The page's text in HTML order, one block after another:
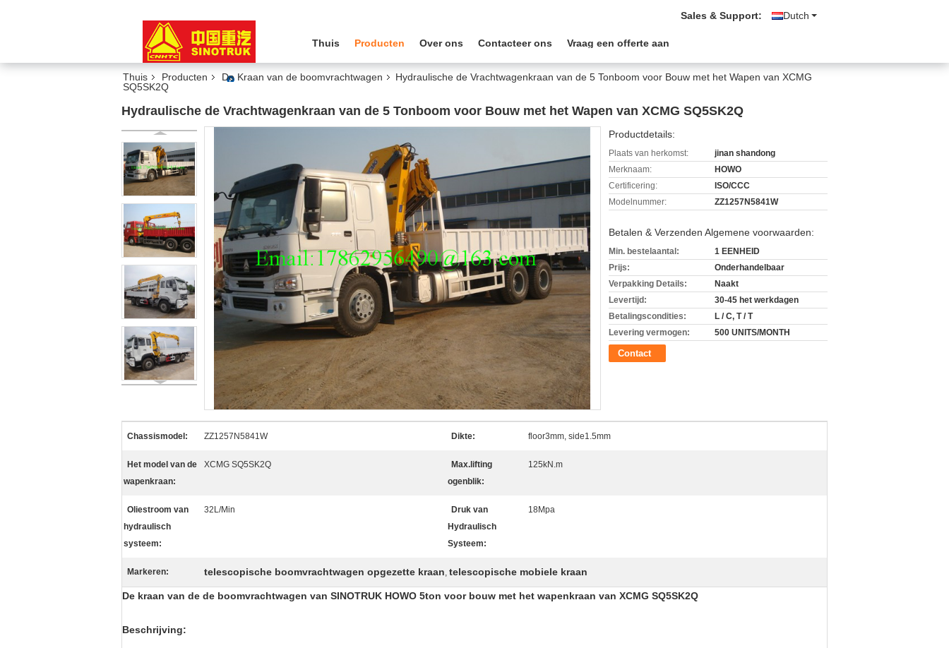
Dutch
Sales & Support:
Thuis Producten Over ons Contacteer ons Vraag een offerte aan
Thuis Producten De Kraan van de boomvrachtwagen
Hydraulische de Vrachtwagenkraan van de 5 Tonboom voor Bouw met het Wapen van XCMG
SQ5SK2Q
Hydraulische de Vrachtwagenkraan van de 5 Tonboom voor Bouw met het Wapen van XCMG SQ5SK2Q
Productdetails:
Plaats van herkomst:
jinan shandong
Merknaam:
HOWO
Certificering:
ISO/CCC
Modelnummer:
ZZ1257N5841W
Betalen & Verzenden Algemene voorwaarden:
Min. bestelaantal:
1 EENHEID
Prijs:
Onderhandelbaar
Verpakking Details:
Naakt
Levertijd:
30-45 het werkdagen
Betalingscondities:
L / C, T / T
Levering vermogen:
500 UNITS/MONTH
Contact
Chassismodel: ZZ1257N5841W Dikte: floor3mm, side1.5mm
Het model van de
wapenkraan:
XCMG SQ5SK2Q
Max.lifting
ogenblik:
125kN.m
Oliestroom van
hydraulisch
systeem:
32L/Min
Druk van
Hydraulisch
Systeem:
18Mpa
Markeren: telescopische boomvrachtwagen opgezette kraan, telescopische mobiele kraan
De kraan van de de boomvrachtwagen van SINOTRUK HOWO 5ton voor bouw met het wapenkraan van XCMG SQ5SK2Q
Beschrijving: